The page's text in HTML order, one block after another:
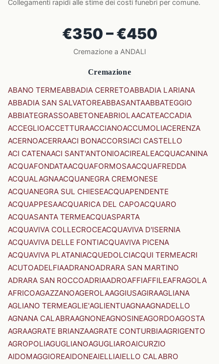
Collegamenti rapidi alle stime dei costi funebri per comune.
€350 – €450
Cremazione a ANDALI
Cremazione
ABANO TERMEABBADIA CERRETOABBADIA LARIANA
ABBADIA SAN SALVATOREABBASANTAABBATEGGIO
ABBIATEGRASSOABETONEABRIOLAACATEACCADIA
ACCEGLIOACCETTURAACCIANOACCUMOLIACERENZA
ACERNOACERRAACI BONACCORSIACI CASTELLO
ACI CATENAACI SANT'ANTONIOACIREALEACQUACANINA
ACQUAFONDATAACQUAFORMOSAACQUAFREDDA
ACQUALAGNAACQUANEGRA CREMONESE
ACQUANEGRA SUL CHIESEACQUAPENDENTE
ACQUAPPESAACQUARICA DEL CAPOACQUARO
ACQUASANTA TERMEACQUASPARTA
ACQUAVIVA COLLECROCEACQUAVIVA D'ISERNIA
ACQUAVIVA DELLE FONTIACQUAVIVA PICENA
ACQUAVIVA PLATANIACQUEDOLCIACQUI TERMEACRI
ACUTOADELFIAADRANOADRARA SAN MARTINO
ADRARA SAN ROCCOADRIAADROAFFIAFFILEAFRAGOLA
AFRICOAGAZZANOAGEROLAAGGIUSAGIRAAGLIANA
AGLIANO TERMEAGLIE'AGLIENTUAGNAAGNADELLO
AGNANA CALABRAAGNONEAGNOSINEAGORDOAGOSTA
AGRAAGRATE BRIANZAAGRATE CONTURBIAAGRIGENTO
AGROPOLIAGUGLIANOAGUGLIAROAICURZIO
AIDOMAGGIOREAIDONEAIELLIAIELLO CALABRO